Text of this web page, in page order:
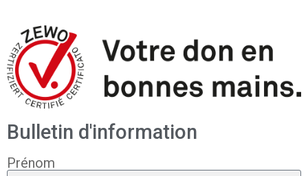
Bulletin d'information
Prénom